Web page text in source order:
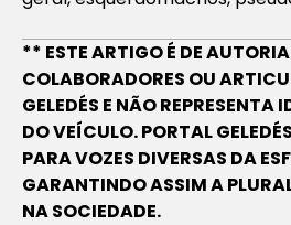
** ESTE ARTIGO É DE AUTORIA
COLABORADORES OU
GELEDÉS E NÃO REPRESENTA
DO VEÍCULO. PORTAL
PARA VOZES DIVERSAS DA
GARANTINDO ASSIM A
NA SOCIEDADE.